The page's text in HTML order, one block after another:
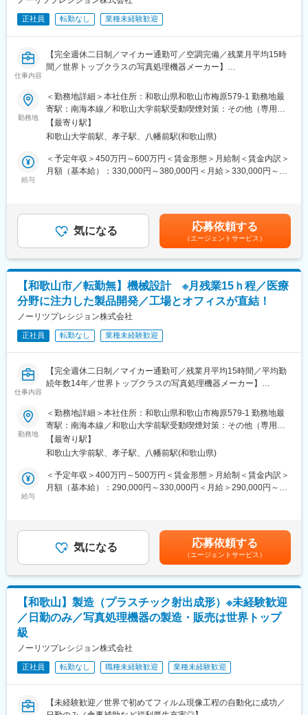
ており、経験豊富なリーダーのもとで協力しながらプロジェクト
を遂行します。社員一人一人の成長を重視し、半年ごとの評価制
度で実績を反映した給与が支給され、個別の面談で目標設定やフ
ィードバックを行います。
■当社について：
調完備されているので、年間を通して気持ち良く働けます。マイ
カー通勤OK、制服貸与はもちろん、社員割引が利用できる食堂の
お弁当も好評です。遠方からのご入社には支度金も支給（規定
有）しますので、安心して新しいスタートを切ってください。
■企業の特徴／魅力：
同社は写真処理機器の製造・販売において世界トップクラスの企
や介護機器などの新規事業にも積極的に取り組んでおり、常に革
新を追求する情熱を持った企業です。
正社員 転勤なし 業種未経験歓迎
仕事内容
【完全週休二日制／マイカー通勤可／空調完備／残業月平均15時
間／世界トップクラスの写真処理機器メーカー】
■業務内容：
同社の業務用写真プリンターや医療機器に使用されるプラスチッ
ク部品の加工現場で射出成形機の操作や金型の取り付け、取り外
し、品質管理、工程管理などの業務を担っていただきます。
＜具体的には＞
・射出成形機の操作（FANUC、日精、三菱製）
・工程管理、部門折衝、社員管理、新規部品加工の立ち上げ
ています。少数精鋭のチームのため、一人一人が高い専門性を持
ち、日々技術力を発揮しながら業務に取り組んでいます。また社
員一人一人の成長を重視し、半年ごとの評価制度で実績を反映し
た給与が支給され、個別の面談で目標設定やフィードバックを行
います。
■当社について：
完全週休二日制に加え、入社日に有給休暇を10日付与。工場も空
調完備されているので、年間を通して気持ち良く働けます。マイ
カー通勤OK、制服貸与はもちろん、社員割引が利用できる食堂の
有）しますので、安心して新しいスタートを切ってください。
■企業の特徴／魅力：
同社は写真処理機器の製造・販売において世界トップクラスの企
で一貫して自社で行うものづくりへのこだわりと、海外拠点6ヶ国
に子会社があり世界180カ国への出荷実績を誇ります。医療機器
勤務地
＜勤務地詳細＞本社住所：和歌山県和歌山市梅原579-1 勤務地最
寄駅：南海本線／和歌山大学前駅受動喫煙対策：その他（専用喫
煙室を設置し、それ以外の場所はすべて禁煙）
【最寄り駅】
和歌山大学前駅、孝子駅、八幡前駅(和歌山県)
給与
＜予定年収＞450万円～600万円＜賃金形態＞月給制＜賃金内訳＞
月額（基本給）：330,000円～380,000円＜月給＞330,000円～
可能性があります。月給(月額)は固定手当を含めた表記です。
気になる 応募依頼する
（エージェントサービス）
【和歌山市／転勤無】機械設計 ※月残業15ｈ程／医療
分野に注力した製品開発／工場とオフィスが直結！
ノーリツプレシジョン株式会社
正社員 転勤なし 業種未経験歓迎
仕事内容
【完全週休二日制／マイカー通勤可／残業月平均15時間／平均勤
続年数14年／世界トップクラスの写真処理機器メーカー】
■業務内容：
医療用機器（輸液ポンプ等）、業務用写真プリンターの部品設計
から筐体設計、機構設計まで幅広く担当していただきます。
※スキルに応じて以下の業務の中からお任せいたします。
＜具体的には＞
・部品設計（板金、機工、成形品等の図面作成）
・仕様検討、開発計画作成、加工業者との打ち合わせ
＜開発製品例＞
・医療用機器（輸液ポンプ等）、業務用写真プリンター
・他企業からの開発・製造受託案件など
■組織体制：
同社では、約40名のエンジニアが医療機器や業務用プリンターを
中心に活躍しています。機械、電気、ソフトの各専門分野のプロ
を高め合っています。幅広い年齢層の社員が在籍し、新しいメン
調完備されているので、年間を通して気持ち良く働けます。マイ
勤務地
＜勤務地詳細＞本社住所：和歌山県和歌山市梅原579-1 勤務地最
寄駅：南海本線／和歌山大学前駅受動喫煙対策：その他（専用喫
煙室を設置し、それ以外の場所はすべて禁煙）
【最寄り駅】
和歌山大学前駅、孝子駅、八幡前駅(和歌山県)
給与
＜予定年収＞400万円～500万円＜賃金形態＞月給制＜賃金内訳＞
月額（基本給）：290,000円～330,000円＜月給＞290,000円～
可能性があります。月給(月額)は固定手当を含めた表記です。
気になる 応募依頼する
（エージェントサービス）
【和歌山】製造（プラスチック射出成形）※未経験歓迎
／日勤のみ／写真処理機器の製造・販売は世界トップ
級
ノーリツプレシジョン株式会社
正社員 転勤なし 職種未経験歓迎 業種未経験歓迎
【未経験歓迎／世界で初めてフィルム現像工程の自動化に成功／